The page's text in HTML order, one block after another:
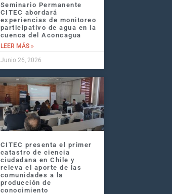
Seminario Permanente
CITEC abordará
experiencias de monitoreo
participativo de agua en la
cuenca del Aconcagua
LEER MÁS »
Junio 26, 2026
CITEC presenta el primer
catastro de ciencia
ciudadana en Chile y
releva el aporte de las
comunidades a la
producción de
conocimiento